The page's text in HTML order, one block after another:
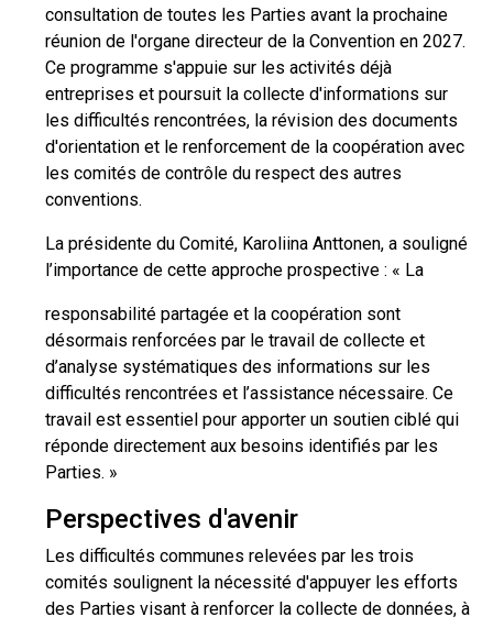
consultation de toutes les Parties avant la prochaine
réunion de l'organe directeur de la Convention en 2027.
Ce programme s'appuie sur les activités déjà
entreprises et poursuit la collecte d'informations sur
les difficultés rencontrées, la révision des documents
d'orientation et le renforcement de la coopération avec
les comités de contrôle du respect des autres
conventions.
La présidente du Comité, Karoliina Anttonen, a souligné
l’importance de cette approche prospective : « La
responsabilité partagée et la coopération sont
désormais renforcées par le travail de collecte et
d’analyse systématiques des informations sur les
difficultés rencontrées et l’assistance nécessaire. Ce
travail est essentiel pour apporter un soutien ciblé qui
réponde directement aux besoins identifiés par les
Parties. »
Perspectives d'avenir
Les difficultés communes relevées par les trois
comités soulignent la nécessité d'appuyer les efforts
des Parties visant à renforcer la collecte de données, à